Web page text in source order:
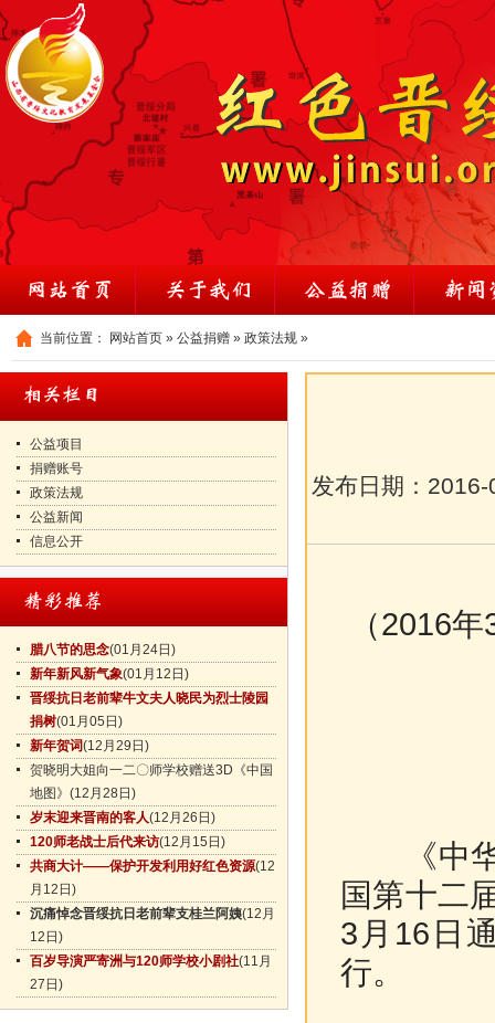
当前位置： 网站首页 » 公益捐赠 » 政策法规 »
公益项目
捐赠账号
政策法规
公益新闻
信息公开
腊八节的思念(01月24日)
新年新风新气象(01月12日)
晋绥抗日老前辈牛文夫人晓民为烈士陵园
捐树(01月05日)
新年贺词(12月29日)
贺晓明大姐向一二〇师学校赠送3D《中国
地图》 (12月28日)
岁末迎来晋南的客人(12月26日)
120师老战士后代来访(12月15日)
共商大计——保护开发利用好红色资源(12
月12日)
沉痛悼念晋绥抗日老前辈支桂兰阿姨(12月
12日)
百岁导演严寄洲与120师学校小剧社(11月
27日)
发布日期： 2016-
（2016
《中华
国第十二
3月16日
行。